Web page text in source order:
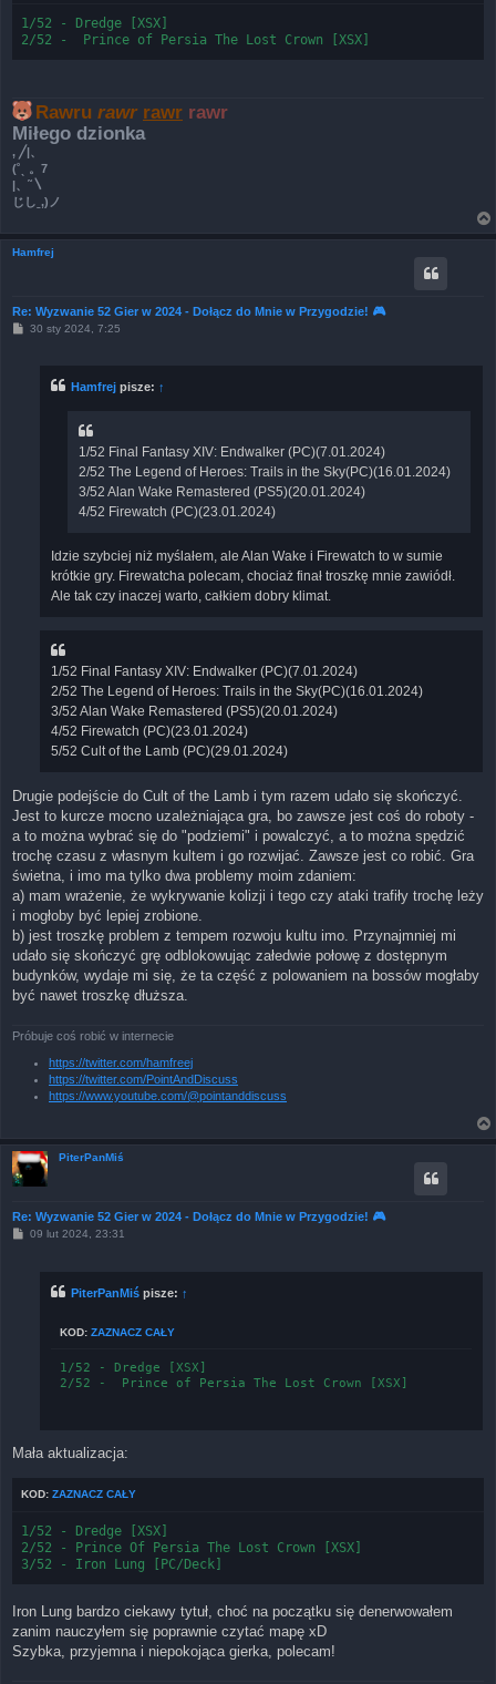
1/52 - Dredge [XSX]
Rawru rawr rawr rawr
Miłego dzionka
, ╱|、
(˚ˎ 。7
|、˜〵
じしˍ,)ノ
Hamfrej
Re: Wyzwanie 52 Gier w 2024 - Dołącz do Mnie w Przygodzie! 🎮
P30 sty 2024, 7:25
Hamfrej pisze: ↑
1/52 Final Fantasy XIV: Endwalker (PC)(7.01.2024)
2/52 The Legend of Heroes: Trails in the Sky(PC)(16.01.2024)
3/52 Alan Wake Remastered (PS5)(20.01.2024)
4/52 Firewatch (PC)(23.01.2024)
Idzie szybciej niż myślałem, ale Alan Wake i Firewatch to w sumie
krótkie gry. Firewatcha polecam, chociaż finał troszkę mnie zawiódł.
Ale tak czy inaczej warto, całkiem dobry klimat.
1/52 Final Fantasy XIV: Endwalker (PC)(7.01.2024)
2/52 The Legend of Heroes: Trails in the Sky(PC)(16.01.2024)
3/52 Alan Wake Remastered (PS5)(20.01.2024)
4/52 Firewatch (PC)(23.01.2024)
5/52 Cult of the Lamb (PC)(29.01.2024)
Drugie podejście do Cult of the Lamb i tym razem udało się skończyć.
Jest to kurcze mocno uzależniająca gra, bo zawsze jest coś do roboty -
a to można wybrać się do "podziemi" i powalczyć, a to można spędzić
trochę czasu z własnym kultem i go rozwijać. Zawsze jest co robić. Gra
świetna, i imo ma tylko dwa problemy moim zdaniem:
a) mam wrażenie, że wykrywanie kolizji i tego czy ataki trafiły trochę leży
i mogłoby być lepiej zrobione.
b) jest troszkę problem z tempem rozwoju kultu imo. Przynajmniej mi
udało się skończyć grę odblokowując załedwie połowę z dostępnym
budynków, wydaje mi się, że ta część z polowaniem na bossów mogłaby
być nawet troszkę dłuższa.
Próbuje coś robić w internecie
https://twitter.com/hamfreej
https://twitter.com/PointAndDiscuss
https://www.youtube.com/@pointanddiscuss
PiterPanMiś
Re: Wyzwanie 52 Gier w 2024 - Dołącz do Mnie w Przygodzie! 🎮
P09 lut 2024, 23:31
PiterPanMiś pisze: ↑
KOD: ZAZNACZ CAŁY
1/52 - Dredge [XSX]
Mała aktualizacja:
KOD: ZAZNACZ CAŁY
1/52 - Dredge [XSX]
2/52 - Prince Of Persia The Lost Crown [XSX]
Iron Lung bardzo ciekawy tytuł, choć na początku się denerwowałem
zanim nauczyłem się poprawnie czytać mapę xD
Szybka, przyjemna i niepokojąca gierka, polecam!